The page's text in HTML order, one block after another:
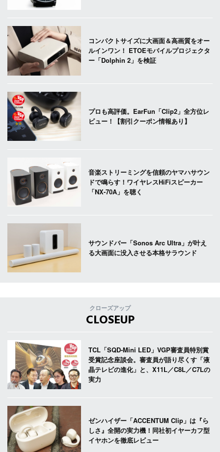
コンパクトサイズに大画面＆高画質をオー
ルインワン！ ETOEモバイルプロジェクタ
ー「Dolphin 2」を検証
プロも高評価。EarFun「Clip2」全方位レ
ビュー！【割引クーポン情報あり】
音楽ストリーミングを信頼のヤマハサウン
ドで鳴らす！ワイヤレスHiFiスピーカー
「NX-70A」を聴く
サウンドバー「Sonos Arc Ultra」が叶え
る大画面に没入させる本格サラウンド
クローズアップ
CLOSEUP
TCL「SQD-Mini LED」VGP審査員特別賞
受賞記念座談会。審査員が語り尽くす「液
晶テレビの進化」と、X11L／C8L／C7Lの
実力
ゼンハイザー「ACCENTUM Clip」は『ら
しさ』全開の実力機！同社初イヤーカフ型
イヤホンを徹底レビュー